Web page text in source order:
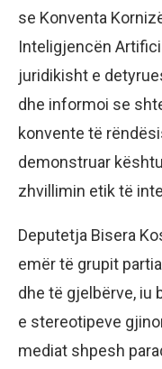
se Konventa
Inteligjencën
juridikisht e
dhe informoi se
konvente të
demonstruar
zhvillimin etik të
Deputetja Bisera
emër të grupit
dhe të gjelbërve, iu
e stereotipeve
mediat shpesh